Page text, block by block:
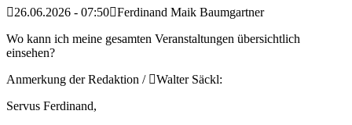
26.06.2026 - 07:50 Ferdinand Maik Baumgartner
Wo kann ich meine gesamten Veranstaltungen übersichtlich
einsehen?
Anmerkung der Redaktion /
Walter Säckl:
Servus Ferdinand,